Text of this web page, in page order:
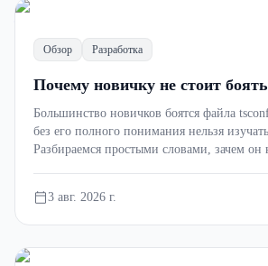
fn
Обзор Разработка
Почему новичку не стоит
Большинство новичков боятся файла
без его полного понимания нельзя
Разбираемся простыми словами, зачем он
3 авг. 2026 г.